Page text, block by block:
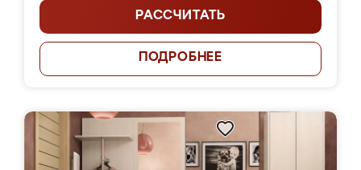
РАССЧИТАТЬ
ПОДРОБНЕЕ